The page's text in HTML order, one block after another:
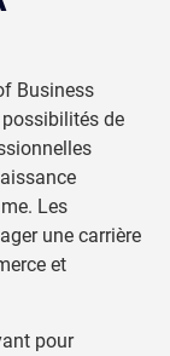
Business
de
Les
une carrière
et
pour